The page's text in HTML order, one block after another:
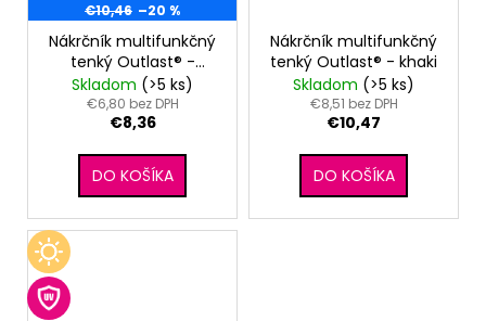
€10,46 –20 %
Nákrčník multifunkčný
tenký Outlast® -
tm.šedý melír
Skladom (>5 ks)
€6,80 bez DPH
€8,36
DO KOŠÍKA
Nákrčník multifunkčný
tenký Outlast® - khaki
Skladom (>5 ks)
€8,51 bez DPH
€10,47
DO KOŠÍKA